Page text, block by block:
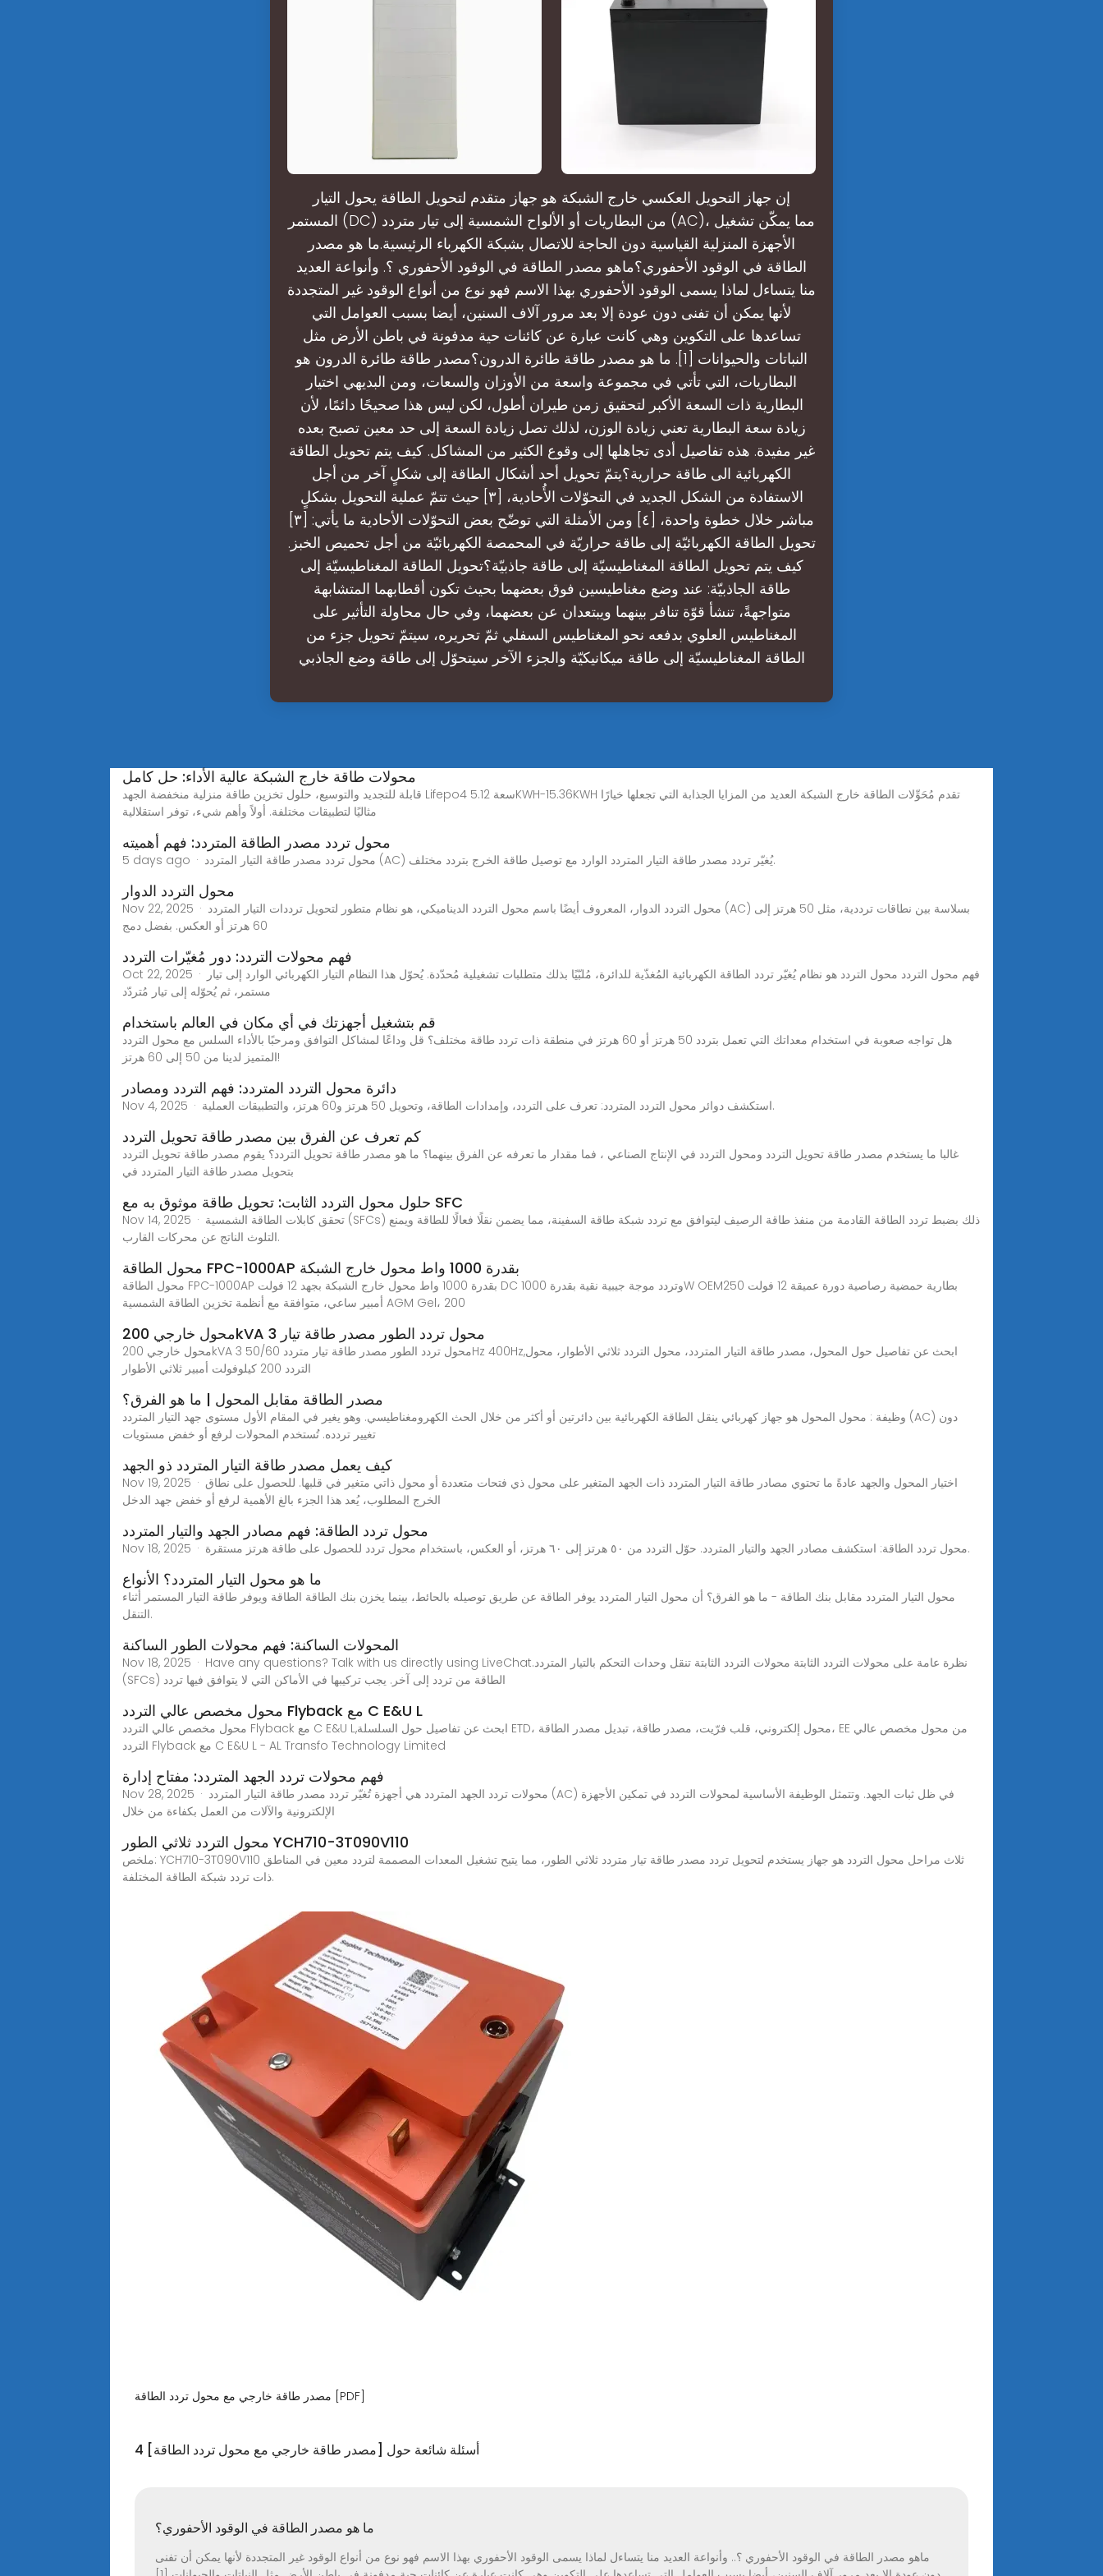
إن جهاز التحويل العكسي خارج الشبكة هو جهاز متقدم لتحويل الطاقة يحول التيار
المستمر (DC) من البطاريات أو الألواح الشمسية إلى تيار متردد (AC)، مما يمكّن تشغيل
الأجهزة المنزلية القياسية دون الحاجة للاتصال بشبكة الكهرباء الرئيسية.ما هو مصدر
الطاقة في الوقود الأحفوري؟ماهو مصدر الطاقة في الوقود الأحفوري ؟. وأنواعة العديد
منا يتساءل لماذا يسمى الوقود الأحفوري بهذا الاسم فهو نوع من أنواع الوقود غير المتجددة
لأنها يمكن أن تفنى دون عودة إلا بعد مرور آلاف السنين، أيضا بسبب العوامل التي
تساعدها على التكوين وهي كانت عبارة عن كائنات حية مدفونة في باطن الأرض مثل
النباتات والحيوانات [1]. ما هو مصدر طاقة طائرة الدرون؟مصدر طاقة طائرة الدرون هو
البطاريات، التي تأتي في مجموعة واسعة من الأوزان والسعات، ومن البديهي اختيار
البطارية ذات السعة الأكبر لتحقيق زمن طيران أطول، لكن ليس هذا صحيحًا دائمًا، لأن
زيادة سعة البطارية تعني زيادة الوزن، لذلك تصل زيادة السعة إلى حد معين تصبح بعده
غير مفيدة. هذه تفاصيل أدى تجاهلها إلى وقوع الكثير من المشاكل. كيف يتم تحويل الطاقة
الكهربائية الى طاقة حرارية؟يتمّ تحويل أحد أشكال الطاقة إلى شكلٍ آخر من أجل
الاستفادة من الشكل الجديد في التحوّلات الأُحادية، [٣] حيث تتمّ عملية التحويل بشكلٍ
تحويل الطاقة الكهربائيّة إلى طاقة حراريّة في المحمصة الكهربائيّة من أجل تحميص الخبز.
كيف يتم تحويل الطاقة المغناطيسيّة إلى طاقة جاذبيّة؟تحويل الطاقة المغناطيسيّة إلى
طاقة الجاذبيّة: عند وضع مغناطيسين فوق بعضهما بحيث تكون أقطابهما المتشابهة
متواجهةً، تنشأ قوّة تنافر بينهما ويبتعدان عن بعضهما، وفي حال محاولة التأثير على
المغناطيس العلوي بدفعه نحو المغناطيس السفلي ثمّ تحريره، سيتمّ تحويل جزء من
الطاقة المغناطيسيّة إلى طاقة ميكانيكيّة والجزء الآخر سيتحوّل إلى طاقة وضع الجاذبي
محولات طاقة خارج الشبكة عالية الأداء: حل كامل
قابلة للتجديد والتوسيع، حلول تخزين طاقة منزلية منخفضة الجهد Lifepo4 سعة 5.12KWH-15.36KWH تقدم مُحَوِّلات الطاقة خارج الشبكة العديد من المزايا الجذابة التي تجعلها خيارًا
مثاليًا لتطبيقات مختلفة. أولاً وأهم شيء، توفر استقلالية
محول تردد مصدر الطاقة المتردد: فهم أهميته
5 days ago · محول تردد مصدر طاقة التيار المتردد (AC) يُغيّر تردد مصدر طاقة التيار المتردد الوارد مع توصيل طاقة الخرج بتردد مختلف.
محول التردد الدوار
Nov 22, 2025 · محول التردد الدوار، المعروف أيضًا باسم محول التردد الديناميكي، هو نظام متطور لتحويل ترددات التيار المتردد (AC) بسلاسة بين نطاقات ترددية، مثل 50 هرتز إلى
60 هرتز أو العكس. بفضل دمج
فهم محولات التردد: دور مُغيّرات التردد
Oct 22, 2025 · فهم محول التردد محول التردد هو نظام يُغيّر تردد الطاقة الكهربائية المُغذّية للدائرة، مُلبّيًا بذلك متطلبات تشغيلية مُحدّدة. يُحوّل هذا النظام التيار الكهربائي الوارد إلى تيار
مستمر، ثم يُحوّله إلى تيار مُتردّد
قم بتشغيل أجهزتك في أي مكان في العالم باستخدام
هل تواجه صعوبة في استخدام معداتك التي تعمل بتردد 50 هرتز أو 60 هرتز في منطقة ذات تردد طاقة مختلف؟ قل وداعًا لمشاكل التوافق ومرحبًا بالأداء السلس مع محول التردد
المتميز لدينا من 50 إلى 60 هرتز!
دائرة محول التردد المتردد: فهم التردد ومصادر
Nov 4, 2025 · استكشف دوائر محول التردد المتردد: تعرف على التردد، وإمدادات الطاقة، وتحويل 50 هرتز و60 هرتز، والتطبيقات العملية.
كم تعرف عن الفرق بين مصدر طاقة تحويل التردد
غالبا ما يستخدم مصدر طاقة تحويل التردد ومحول التردد في الإنتاج الصناعي ، فما مقدار ما تعرفه عن الفرق بينهما؟ ما هو مصدر طاقة تحويل التردد؟ يقوم مصدر طاقة تحويل التردد
بتحويل مصدر طاقة التيار المتردد في
حلول محول التردد الثابت: تحويل طاقة موثوق به مع SFC
Nov 14, 2025 · تحقق كابلات الطاقة الشمسية (SFCs) ذلك بضبط تردد الطاقة القادمة من منفذ طاقة الرصيف ليتوافق مع تردد شبكة طاقة السفينة، مما يضمن نقلًا فعالًا للطاقة ويمنع
التلوث الناتج عن محركات القارب.
محول الطاقة FPC-1000AP بقدرة 1000 واط محول خارج الشبكة
محول الطاقة FPC-1000AP بقدرة 1000 واط محول خارج الشبكة بجهد 12 فولت DC وتردد موجة جيبية نقية بقدرة 1000W OEMبطارية حمضية رصاصية دورة عميقة 12 فولت 250
أمبير ساعي، متوافقة مع أنظمة تخزين الطاقة الشمسية AGM Gel، 200
محول خارجي 200kVA 3 محول تردد الطور مصدر طاقة تيار
محول خارجي 200kVA 3 محول تردد الطور مصدر طاقة تيار متردد 50/60Hz 400Hz,ابحث عن تفاصيل حول المحول، مصدر طاقة التيار المتردد، محول التردد ثلاثي الأطوار، محول
التردد 200 كيلوفولت أمبير ثلاثي الأطوار
مصدر الطاقة مقابل المحول | ما هو الفرق؟
وظيفة : محول المحول هو جهاز كهربائي ينقل الطاقة الكهربائية بين دائرتين أو أكثر من خلال الحث الكهرومغناطيسي. وهو يغير في المقام الأول مستوى جهد التيار المتردد (AC) دون
تغيير تردده. تُستخدم المحولات لرفع أو خفض مستويات
كيف يعمل مصدر طاقة التيار المتردد ذو الجهد
Nov 19, 2025 · اختيار المحول والجهد عادةً ما تحتوي مصادر طاقة التيار المتردد ذات الجهد المتغير على محول ذي فتحات متعددة أو محول ذاتي متغير في قلبها. للحصول على نطاق
الخرج المطلوب، يُعد هذا الجزء بالغ الأهمية لرفع أو خفض جهد الدخل
محول تردد الطاقة: فهم مصادر الجهد والتيار المتردد
Nov 18, 2025 · محول تردد الطاقة: استكشف مصادر الجهد والتيار المتردد. حوّل التردد من ٥٠ هرتز إلى ٦٠ هرتز، أو العكس، باستخدام محول تردد للحصول على طاقة هرتز مستقرة.
ما هو محول التيار المتردد؟ الأنواع
محول التيار المتردد مقابل بنك الطاقة - ما هو الفرق؟ أن محول التيار المتردد يوفر الطاقة عن طريق توصيله بالحائط، بينما يخزن بنك الطاقة الطاقة ويوفر طاقة التيار المستمر أثناء
التنقل.
المحولات الساكنة: فهم محولات الطور الساكنة
Nov 18, 2025 · Have any questions? Talk with us directly using LiveChat.نظرة عامة على محولات التردد الثابتة محولات التردد الثابتة تنقل وحدات التحكم بالتيار المتردد
(SFCs) الطاقة من تردد إلى آخر. يجب تركيبها في الأماكن التي لا يتوافق فيها تردد
محول مخصص عالي التردد Flyback مع C E&U L
محول مخصص عالي التردد Flyback مع C E&U L,ابحث عن تفاصيل حول السلسلة ETD، محول إلكتروني، قلب فرّيت، مصدر طاقة، تبديل مصدر الطاقة، EE من محول مخصص عالي
التردد Flyback مع C E&U L - AL Transfo Technology Limited
فهم محولات تردد الجهد المتردد: مفتاح إدارة
Nov 28, 2025 · محولات تردد الجهد المتردد هي أجهزة تُغيّر تردد مصدر طاقة التيار المتردد (AC) في ظل ثبات الجهد. وتتمثل الوظيفة الأساسية لمحولات التردد في تمكين الأجهزة
الإلكترونية والآلات من العمل بكفاءة من خلال
محول التردد ثلاثي الطور YCH710-3T090V110
ملخص: YCH710-3T090V110 ثلاث مراحل محول التردد هو جهاز يستخدم لتحويل تردد مصدر طاقة تيار متردد ثلاثي الطور، مما يتيح تشغيل المعدات المصممة لتردد معين في المناطق
ذات تردد شبكة الطاقة المختلفة.
مصدر طاقة خارجي مع محول تردد الطاقة [PDF]
4 أسئلة شائعة حول [مصدر طاقة خارجي مع محول تردد الطاقة]
ما هو مصدر الطاقة في الوقود الأحفوري؟
ماهو مصدر الطاقة في الوقود الأحفوري ؟.. وأنواعة العديد منا يتساءل لماذا يسمى الوقود الأحفوري بهذا الاسم فهو نوع من أنواع الوقود غير المتجددة لأنها يمكن أن تفنى